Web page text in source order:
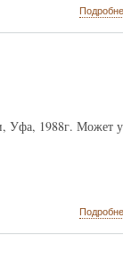
1988г. Может у